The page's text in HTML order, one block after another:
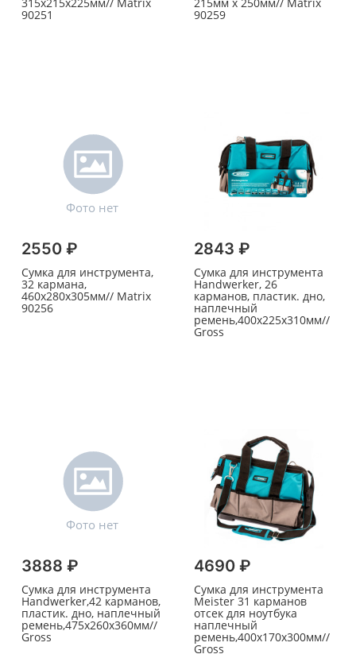
90251 90259
2550 ₽
Сумка для инструмента,
32 кармана,
460х280х305мм// Matrix
90256
2843 ₽
Сумка для инструмента
Handwerker, 26
карманов, пластик. дно,
наплечный
ремень,400х225х310мм//
Gross
3888 ₽
Сумка для инструмента
Handwerker,42 карманов,
пластик. дно, наплечный
ремень,475х260х360мм//
Gross
4690 ₽
Сумка для инструмента
Meister 31 карманов
отсек для ноутбука
наплечный
ремень,400х170х300мм//
Gross